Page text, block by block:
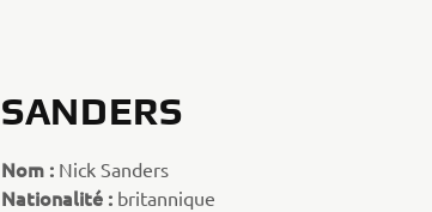
SANDERS
Nom : Nick Sanders
Nationalité : britannique